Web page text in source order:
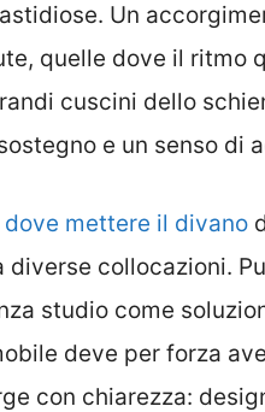
Un
quelle dove il ritmo
cuscini dello
e un senso di
dove mettere il divano
diverse collocazioni.
studio come
deve per forza
con chiarezza: